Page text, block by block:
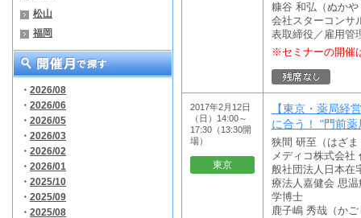
松山
福岡
・ 2026/08
・ 2026/06
・ 2026/05
・ 2026/03
・ 2026/02
・ 2026/01
・ 2025/10
・ 2025/09
・ 2025/08
糠谷 和弘（ぬか
会社スターコンサ
表取締役／雇用管
※セミナーの開催
2017年2月12日
（日）14:00～
17:30（13:30開
場）
東京
【東京・薬局経
に合う！ "門前
狭間 研至（はざ
メディコ株式会社
般社団法人日本在
療法人嘉健会 思
学博士
鹿子嶋 秀哉（か